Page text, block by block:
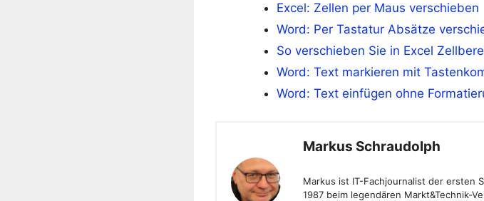
Excel: Zellen per Maus verschieben
Word: Per Tastatur Absätze
So verschieben Sie in Excel
Word: Text markieren mit
Word: Text einfügen ohne
Markus Schraudolph
Markus ist IT-Fachjournalist der ersten
1987 beim legendären Markt&Technik-